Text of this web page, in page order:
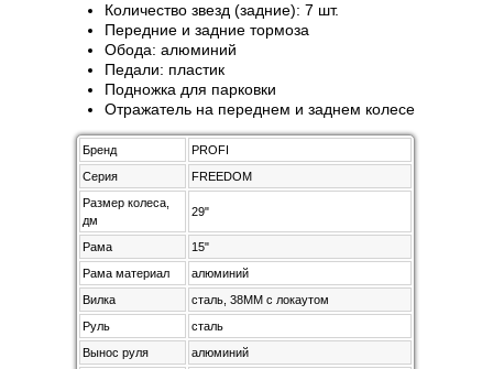
Количество звезд (задние): 7 шт.
Передние и задние тормоза
Обода: алюминий
Педали: пластик
Подножка для парковки
Отражатель на переднем и заднем колесе
Бренд
PROFI
Серия
FREEDOM
Размер колеса,
дм
29"
Рама
15"
Рама материал
алюминий
Вилка
сталь, 38MM с локаутом
Руль
сталь
Вынос руля
алюминий